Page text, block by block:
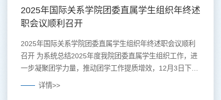
2025年国际关系学院团委直属学生组织年终述
职会议顺利召开
2025年国际关系学院团委直属学生组织年终述职会议顺利
召开 为系统总结2025年度我院团委直属学生组织工作，进
一步凝聚团学力量，推动团学工作提质增效，12月3日下
午，国际关系学院团委直属学生组织年终述职会议于学术交
详情>>